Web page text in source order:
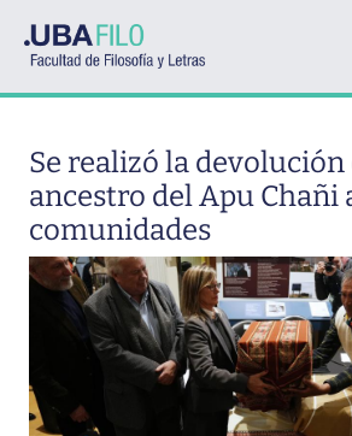
Se realizó la devolución
ancestro del Apu Chañi
comunidades